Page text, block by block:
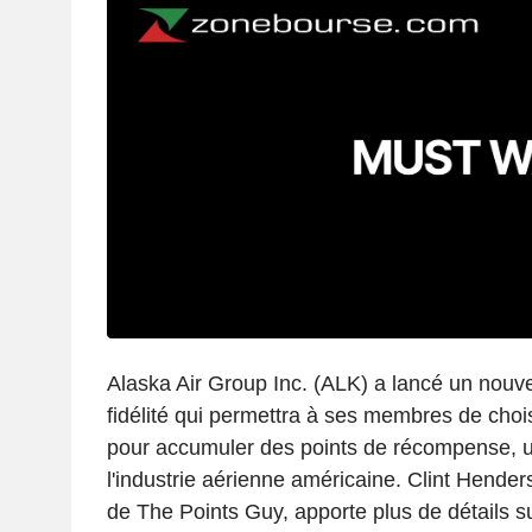
Alaska Air Group Inc. (ALK) a lancé un
fidélité qui permettra à ses membres de
pour accumuler des points de récompense,
l'industrie aérienne américaine. Clint
de The Points Guy, apporte plus de détails